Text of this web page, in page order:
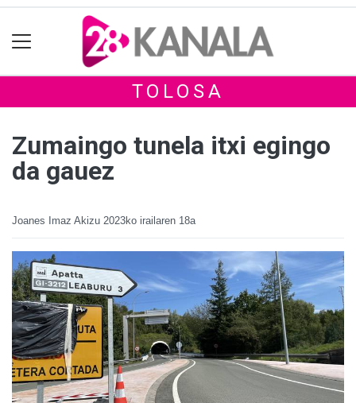
TOLOSA
Zumaingo tunela itxi egingo
da gauez
Joanes Imaz Akizu 2023ko irailaren 18a